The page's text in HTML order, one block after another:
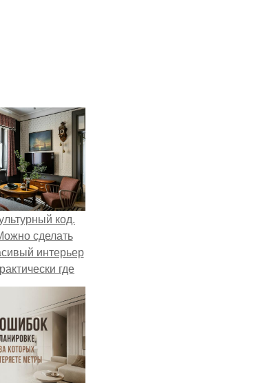
код.
сделать
интерьер
где
угодно.